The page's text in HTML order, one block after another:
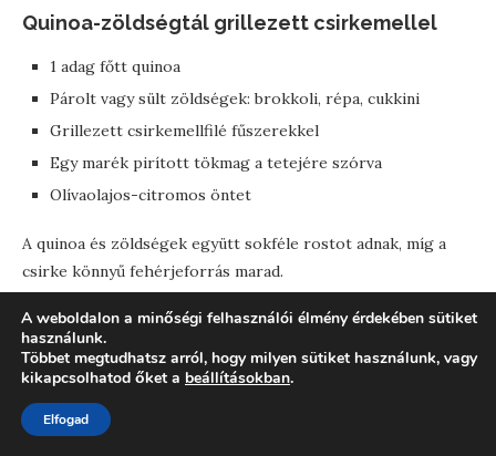
Quinoa-zöldségtál grillezett csirkemellel
1 adag főtt quinoa
Párolt vagy sült zöldségek: brokkoli, répa, cukkini
Grillezett csirkemellfilé fűszerekkel
Egy marék pirított tökmag a tetejére szórva
Olívaolajos-citromos öntet
A quinoa és zöldségek együtt sokféle rostot adnak, míg a
csirke könnyű fehérjeforrás marad.
Teljes kiőrlésű wrap babpürével és friss
zöldségekkel
1 db teljes kiőrlésű tortilla
Fekete babból vagy vörösbaból készült püré
A weboldalon a minőségi felhasználói élmény érdekében sütiket
használunk.
Többet megtudhatsz arról, hogy milyen sütiket használunk, vagy
kikapcsolhatod őket a beállításokban.
Elfogad